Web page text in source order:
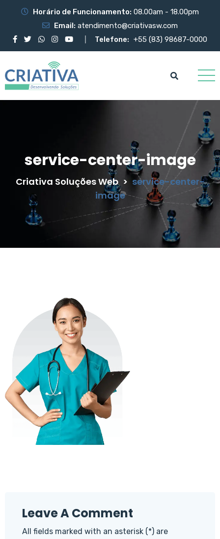
Horário de Funcionamento: 08.00am - 18.00pm
Email: atendimento@criativasw.com
Telefone: +55 (83) 98687-0000
service-center-image
Criativa Soluções Web > service-center-
image
Leave A Comment
All fields marked with an asterisk (*) are